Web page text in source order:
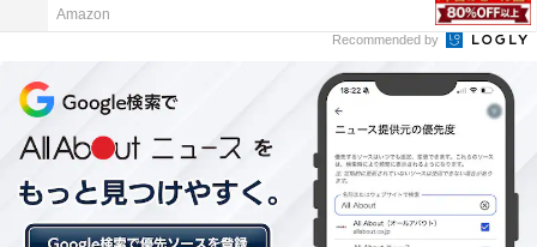
Amazon
Recommended by